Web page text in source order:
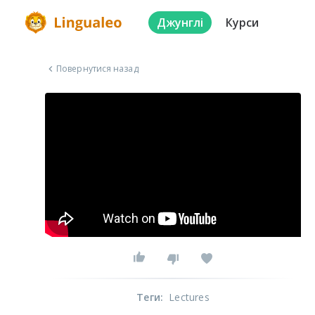
Джунглі Курси
Повернутися назад
Теги: Lectures